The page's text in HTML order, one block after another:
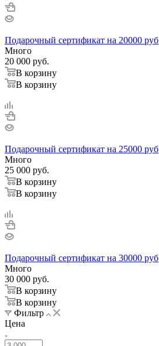
Подарочный сертификат на 20000 руб
Много
20 000 руб.
В корзину
В корзину
Подарочный сертификат на 25000 руб
Много
25 000 руб.
В корзину
В корзину
Подарочный сертификат на 30000 руб
Много
30 000 руб.
В корзину
В корзину
Фильтр
Цена